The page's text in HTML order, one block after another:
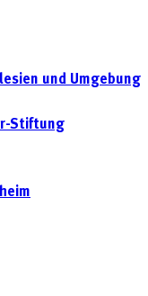
und Umgebung
Stiftung